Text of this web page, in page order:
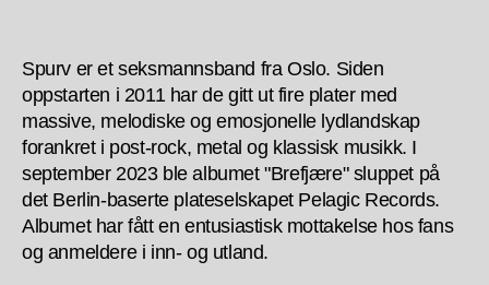
Spurv er et seksmannsband fra Oslo. Siden
oppstarten i 2011 har de gitt ut fire plater med
massive, melodiske og emosjonelle lydlandskap
forankret i post-rock, metal og klassisk musikk. I
september 2023 ble albumet "Brefjære" sluppet på
det Berlin-baserte plateselskapet Pelagic Records.
Albumet har fått en entusiastisk mottakelse hos fans
og anmeldere i inn- og utland.